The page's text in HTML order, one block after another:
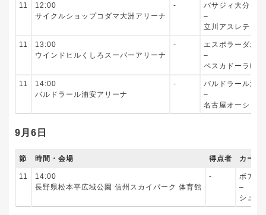
11
12:00
サイクルショップコダマ大洲アリーナ
‐
バサジィ大分
–
立川アスレティ
11
13:00
ウインドヒルくしろスーパーアリーナ
‐
エスポラーダ北
–
ペスカドーラ町田
11
14:00
バルドラール浦安アリーナ
‐
バルドラール浦安
–
名古屋オーシャ
9月6日
節 時間・会場 得点者 カード
11
14:00
長野県松本平広域公園 信州スカイパーク 体育館
‐
ボアル
–
シュラ